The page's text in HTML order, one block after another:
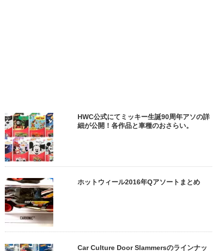
HWC公式にてミッキー生誕90周年アソの詳
細が公開！各作品と車種のおさらい。
ホットウィール2016年Qアソートまとめ
Car Culture Door Slammersのラインナッ